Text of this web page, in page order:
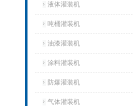
液体灌装机
吨桶灌装机
油漆灌装机
涂料灌装机
防爆灌装机
气体灌装机